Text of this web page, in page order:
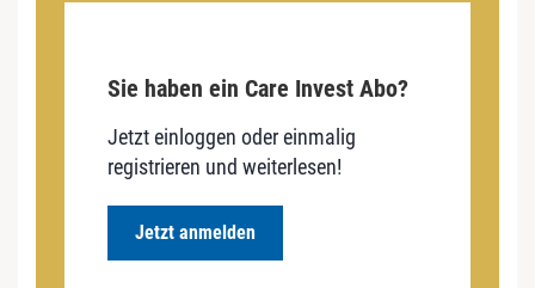
Sie haben ein Care Invest Abo?
Jetzt einloggen oder einmalig
registrieren und weiterlesen!
Jetzt anmelden